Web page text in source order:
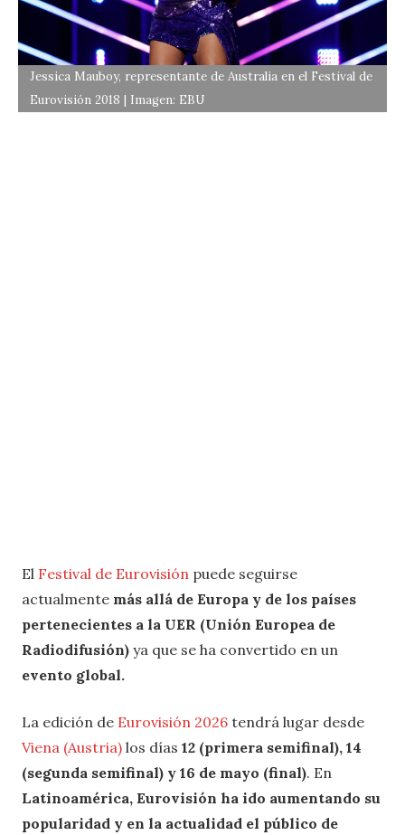
Jessica Mauboy, representante de Australia en el Festival de
Eurovisión 2018 | Imagen: EBU
El Festival de Eurovisión puede seguirse
actualmente más allá de Europa y de los países
pertenecientes a la UER (Unión Europea de
Radiodifusión) ya que se ha convertido en un
evento global.
La edición de Eurovisión 2026 tendrá lugar desde
Viena (Austria) los días 12 (primera semifinal), 14
(segunda semifinal) y 16 de mayo (final). En
Latinoamérica, Eurovisión ha ido aumentando su
popularidad y en la actualidad el público de